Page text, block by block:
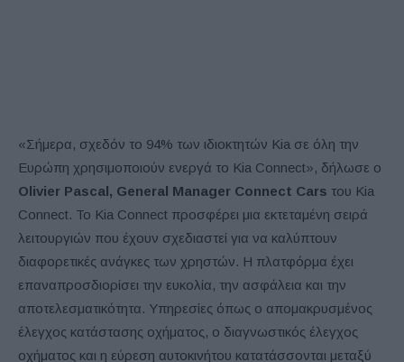
«Σήμερα, σχεδόν το 94% των ιδιοκτητών Kia σε όλη την
Ευρώπη χρησιμοποιούν ενεργά το Kia Connect», δήλωσε ο
Olivier Pascal, General Manager Connect Cars του Kia
Connect. Το Kia Connect προσφέρει μια εκτεταμένη σειρά
λειτουργιών που έχουν σχεδιαστεί για να καλύπτουν
διαφορετικές ανάγκες των χρηστών. Η πλατφόρμα έχει
επαναπροσδιορίσει την ευκολία, την ασφάλεια και την
αποτελεσματικότητα. Υπηρεσίες όπως ο απομακρυσμένος
έλεγχος κατάστασης οχήματος, ο διαγνωστικός έλεγχος
οχήματος και η εύρεση αυτοκινήτου κατατάσσονται μεταξύ